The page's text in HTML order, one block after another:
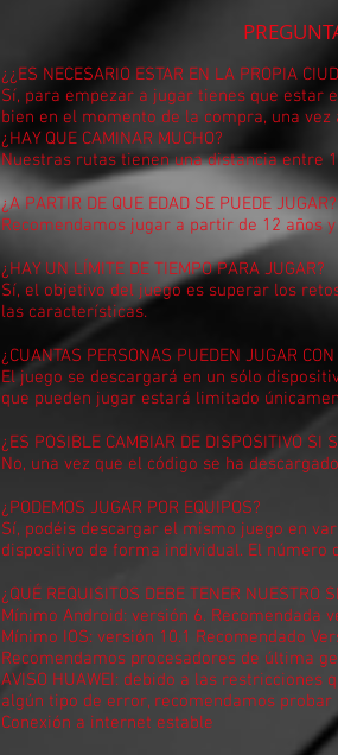
PREGUNTAS MÁS
¿¿ES NECESARIO ESTAR EN LA PROPIA
Sí, para empezar a jugar tienes que estar
bien en el momento de la compra, una
¿HAY QUE CAMINAR MUCHO?
Nuestras rutas tienen una distancia entre
¿A PARTIR DE QUE EDAD SE PUEDE JUGAR?
Recomendamos jugar a partir de 12 años
¿HAY UN LÍMITE DE TIEMPO PARA JUGAR?
Sí, el objetivo del juego es superar los
las características.
¿CUANTAS PERSONAS PUEDEN JUGAR CON
El juego se descargará en un sólo
que pueden jugar estará limitado
¿ES POSIBLE CAMBIAR DE DISPOSITIVO SI
No, una vez que el código se ha
¿PODEMOS JUGAR POR EQUIPOS?
Sí, podéis descargar el mismo juego en
dispositivo de forma individual. El
¿QUÉ REQUISITOS DEBE TENER NUESTRO
Mínimo Android: versión 6. Recomendada
Mínimo IOS: versión 10.1 Recomendado
Recomendamos procesadores de última
AVISO HUAWEI: debido a las
algún tipo de error, recomendamos
Conexión a internet estable